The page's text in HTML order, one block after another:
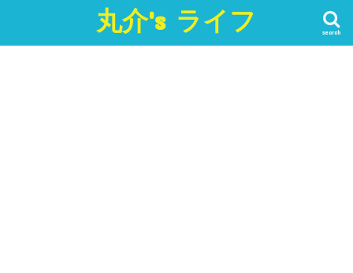
丸介's ライフ search